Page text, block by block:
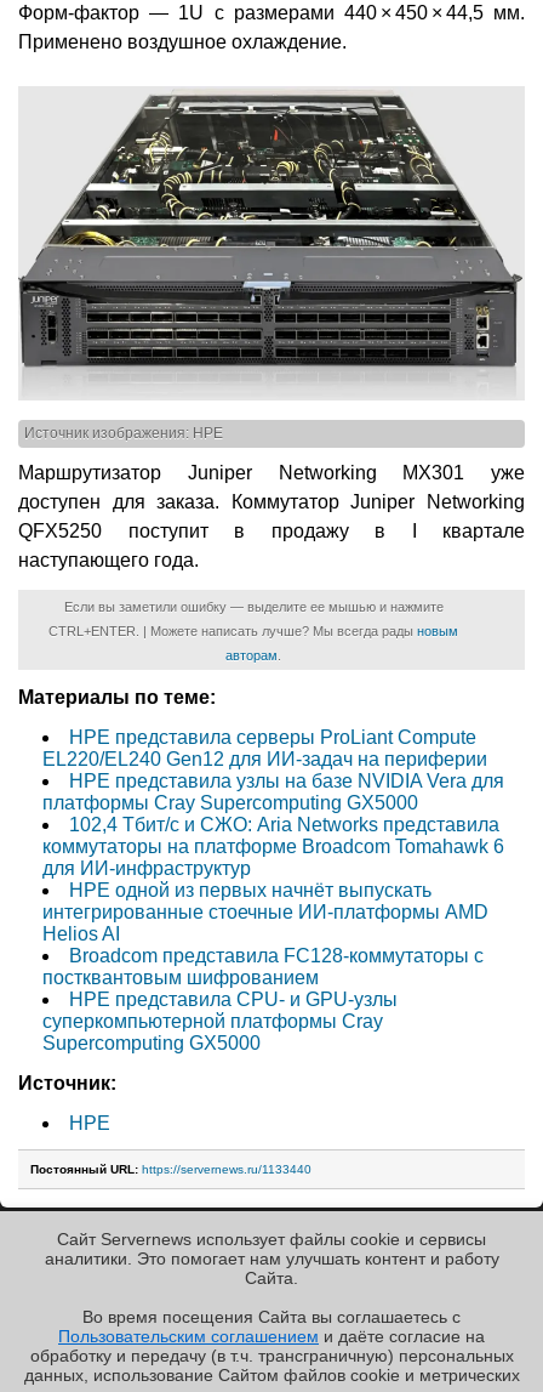
✖
Форм-фактор — 1U с размерами 440 × 450 × 44,5 мм.
Применено воздушное охлаждение.
Источник изображения: HPE
Маршрутизатор Juniper Networking MX301 уже
доступен для заказа. Коммутатор Juniper Networking
QFX5250 поступит в продажу в I квартале
наступающего года.
Если вы заметили ошибку — выделите ее мышью и нажмите
CTRL+ENTER. | Можете написать лучше? Мы всегда рады новым
авторам
Материалы по теме:
HPE представила серверы ProLiant Compute
EL220/EL240 Gen12 для ИИ-задач на периферии
HPE представила узлы на базе NVIDIA Vera для
платформы Cray Supercomputing GX5000
102,4 Тбит/с и СЖО: Aria Networks представила
коммутаторы на платформе Broadcom Tomahawk 6
для ИИ-инфраструктур
HPE одной из первых начнёт выпускать
интегрированные стоечные ИИ-платформы AMD
Helios AI
Broadcom представила FC128-коммутаторы с
постквантовым шифрованием
HPE представила CPU- и GPU-узлы
суперкомпьютерной платформы Cray
Supercomputing GX5000
Источник:
HPE
Постоянный URL: https://servernews.ru/1133440
« Назад к ленте
РЕКЛАМА • ООО «ЛАБОРАТОРИЯ ЧИСЛИТЕЛЬ»
Copyright ©2010-2026
Servernews.Пользовательское
соглашение
Сайт Servernews использует файлы cookie и сервисы
аналитики. Это помогает нам улучшать контент и работу
Cайта.
Во время посещения Cайта вы соглашаетесь с
Пользовательским соглашением и даёте согласие на
обработку и передачу (в т.ч. трансграничную) персональных
данных, использование Cайтом файлов cookie и метрических